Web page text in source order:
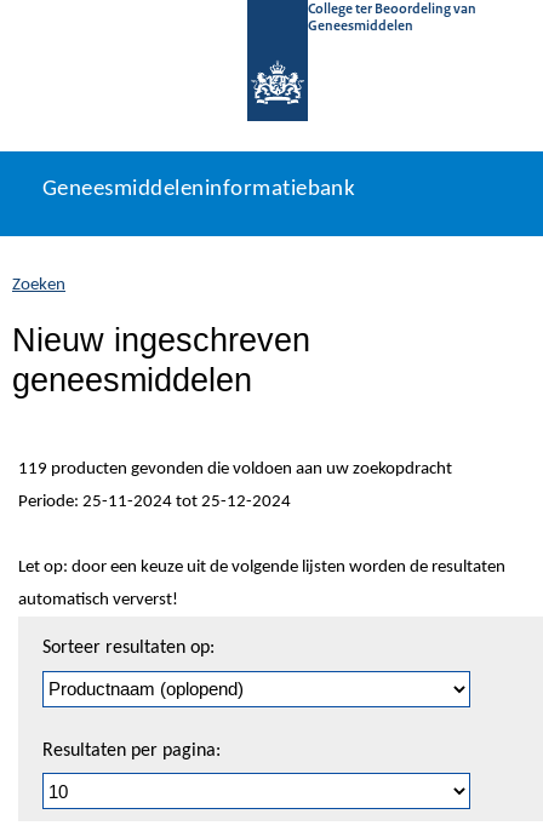
College ter Beoordeling van
Geneesmiddelen
naar
Geneesmiddeleninformatiebank
U
zich
hier:
Geneesmiddeleninformatiebank
Zoeken
Nieuw ingeschreven
geneesmiddelen
119 producten gevonden die voldoen aan uw zoekopdracht
Periode: 25-11-2024 tot 25-12-2024
Let op: door een keuze uit de volgende lijsten worden de resultaten
automatisch ververst!
pagineren
Sorteer resultaten op:
Resultaten per pagina: